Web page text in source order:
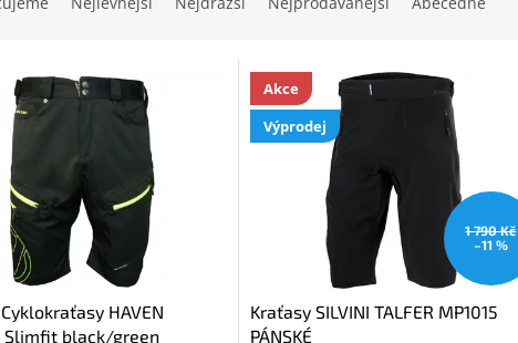
HAVEN
Slimfit black/green
Akce
Výprodej
1 790 Kč
–11 %
Kraťasy SILVINI TALFER MP1015
PÁNSKÉ